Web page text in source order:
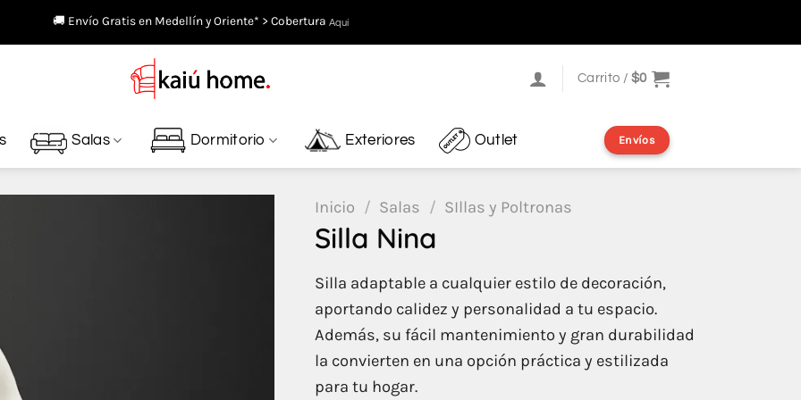
🚚 Envío Gratis en Medellín y Oriente* > Cobertura Aquí
Carrito /$0
Salas Dormitorio Exteriores Outlet Envíos
Inicio / Salas / SIllas y Poltronas
Silla Nina
Silla adaptable a cualquier estilo de decoración,
aportando calidez y personalidad a tu espacio.
Además, su fácil mantenimiento y gran durabilidad
la convierten en una opción práctica y estilizada
para tu hogar.